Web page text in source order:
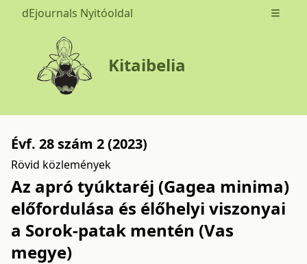
dEjournals Nyitóoldal Open
Kitaibelia
Évf. 28 szám 2 (2023)
Rövid közlemények
Az apró tyúktaréj (Gagea minima)
előfordulása és élőhelyi viszonyai
a Sorok-patak mentén (Vas
megye)